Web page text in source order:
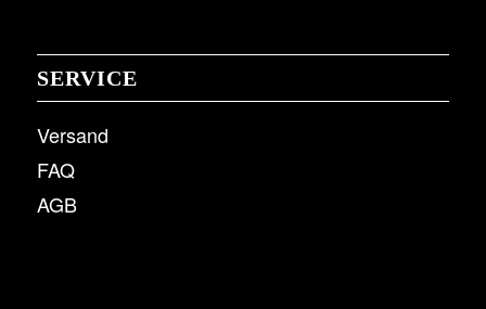
SERVICE
Versand
FAQ
AGB